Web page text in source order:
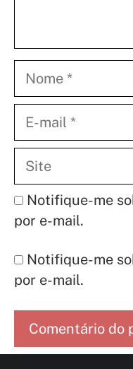
mail
Notifique-me
por e-mail.
Notifique-me
por e-mail.